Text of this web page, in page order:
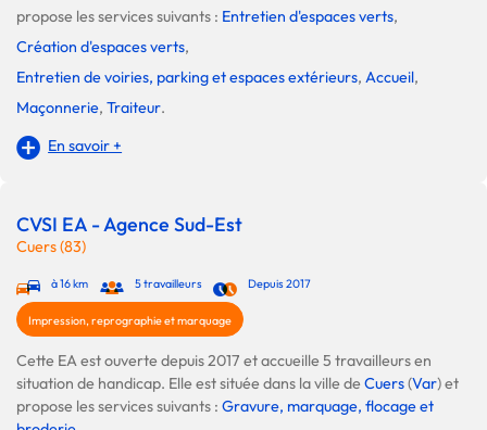
propose les services suivants : Entretien d'espaces verts,
Création d'espaces verts,
Entretien de voiries, parking et espaces extérieurs, Accueil,
Maçonnerie, Traiteur.
En savoir +
CVSI EA - Agence Sud-Est
Cuers (83)
à 16 km 5 travailleurs Depuis 2017
Impression, reprographie et marquage
Cette EA est ouverte depuis 2017 et accueille 5 travailleurs en
situation de handicap. Elle est située dans la ville deCuers(Var) et
propose les services suivants : Gravure, marquage, flocage et